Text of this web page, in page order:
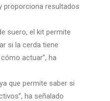
proporciona resultados
suero, el kit permite
si la cerda tiene
actuar”, ha
que permite saber si
ha señalado